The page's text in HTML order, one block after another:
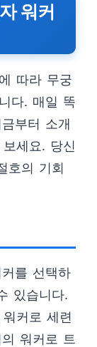
워커
따라 무궁
다. 매일 똑
부터 소개
세요. 당신
호의 기회
를 선택하
있습니다.
커로 세련
워커로 트